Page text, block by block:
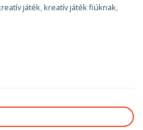
játék,kreatív játék fiúknak,